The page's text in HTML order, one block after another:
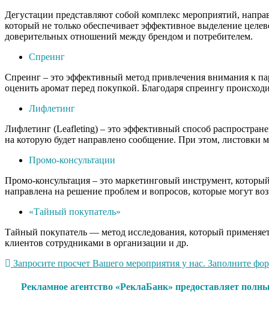
Дегустации представляют собой комплекс мероприятий,
который не только обеспечивает эффективное выделение
доверительных отношений между брендом и потребителем.
Спреинг
Спреинг – это эффективный метод привлечения внимания к
оценить аромат перед покупкой. Благодаря спреингу
Лифлетинг
Лифлетинг (Leafleting) – это эффективный способ
на которую будет направлено сообщение. При этом, листовки
Промо-консультации
Промо-консультация – это маркетинговый инструмент,
направлена на решение проблем и вопросов, которые могут
«Тайный покупатель»
Тайный покупатель — метод исследования, который
клиентов сотрудниками в организации и др.
Запросите просчет Вашего мероприятия у нас. Заполните
Рекламное агентство «РеклаБанк» предоставляет